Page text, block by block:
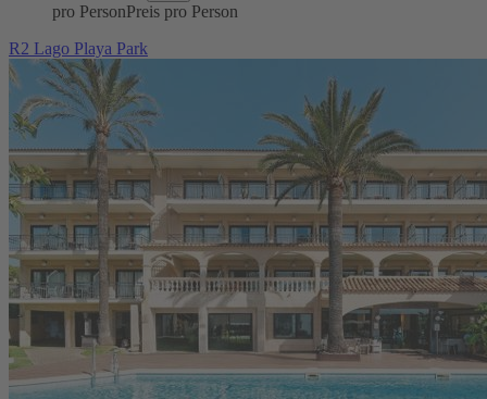
pro PersonPreis pro Person
R2 Lago Playa Park